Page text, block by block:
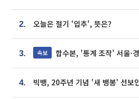
2. 오늘은 절기 '입추', 뜻은?
3. 속보 합수본, '통계 조작' 서울·경기·충북 선
4.